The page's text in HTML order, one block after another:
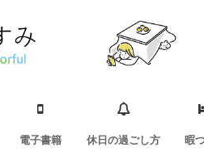
電子書籍 休日の過ごし方 暇